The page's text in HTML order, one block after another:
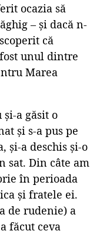
ocazia să
– și dacă n-
că
unul dintre
Marea
a găsit o
și s-a pus pe
și-a deschis și-o
sat. Din câte am
în perioada
și fratele ei.
de rudenie) a
făcut ceva